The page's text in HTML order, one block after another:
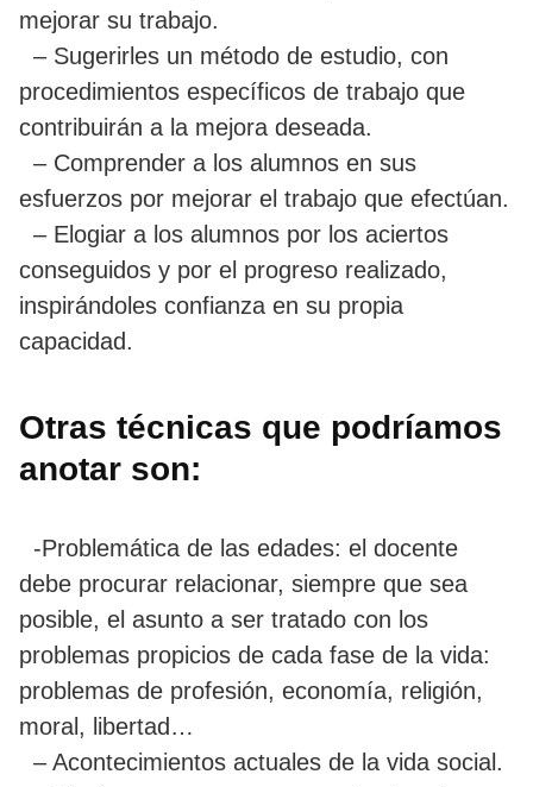
mejorar su trabajo.
– Sugerirles un método de estudio, con
procedimientos específicos de trabajo que
contribuirán a la mejora deseada.
– Comprender a los alumnos en sus
esfuerzos por mejorar el trabajo que efectúan.
– Elogiar a los alumnos por los aciertos
conseguidos y por el progreso realizado,
inspirándoles confianza en su propia
capacidad.
Otras técnicas que podríamos
anotar son:
-Problemática de las edades: el docente
debe procurar relacionar, siempre que sea
posible, el asunto a ser tratado con los
problemas propicios de cada fase de la vida:
problemas de profesión, economía, religión,
moral, libertad…
– Acontecimientos actuales de la vida social.